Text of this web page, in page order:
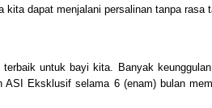
kita dapat menjalani persalinan tanpa rasa
untuk bayi kita. Banyak
Eksklusif selama 6 (enam) bulan